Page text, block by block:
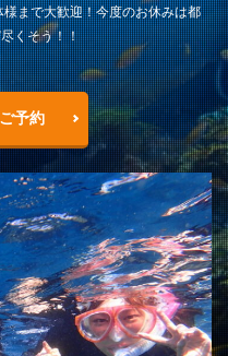
まで大歓迎！今度のお休みは都
くそう！！
予約